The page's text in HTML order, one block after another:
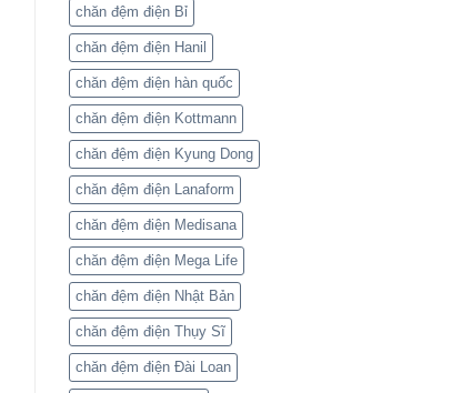
chăn đệm điện Bỉ
chăn đệm điện Hanil
chăn đệm điện hàn quốc
chăn đệm điện Kottmann
chăn đệm điện Kyung Dong
chăn đệm điện Lanaform
chăn đệm điện Medisana
chăn đệm điện Mega Life
chăn đệm điện Nhật Bản
chăn đệm điện Thụy Sĩ
chăn đệm điện Đài Loan